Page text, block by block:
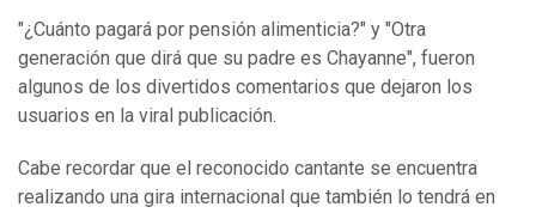
"¿Cuánto pagará por pensión alimenticia?" y "Otra
generación que dirá que su padre es Chayanne", fueron
algunos de los divertidos comentarios que dejaron los
usuarios en la viral publicación.
Cabe recordar que el reconocido cantante se encuentra
realizando una gira internacional que también lo tendrá en